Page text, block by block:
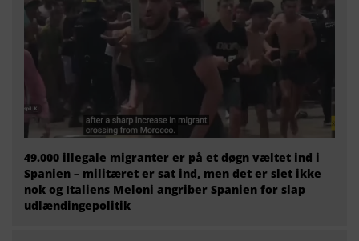
49.000 illegale migranter er på et døgn væltet ind i
Spanien – militæret er sat ind, men det er slet ikke
nok og Italiens Meloni angriber Spanien for slap
udlændingepolitik